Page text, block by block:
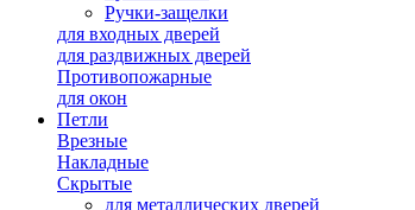
Ручки-защелки
для входных дверей
для раздвижных дверей
Противопожарные
для окон
Петли
Врезные
Накладные
Скрытые
для металлических дверей